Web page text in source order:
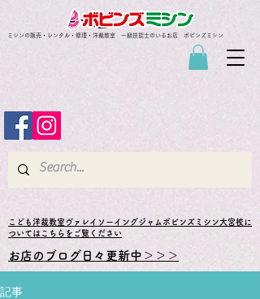
ミシンの販売・レンタル・修理・洋裁教室 一級技能士のいるお店 ボビンズミシン
​こども洋裁教室ヴァレイソーイングジャムボビンズミシン大宮校に
ついてはこちらをご覧ください
お店のブログ日々更新中＞＞＞
記事